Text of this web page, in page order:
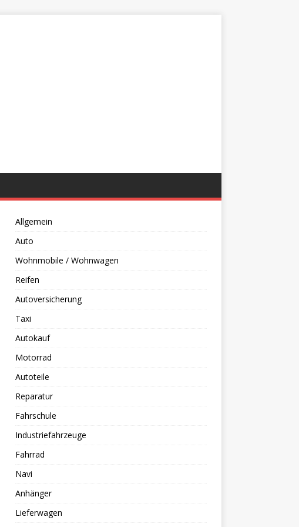
Allgemein
Auto
Wohnmobile / Wohnwagen
Reifen
Autoversicherung
Taxi
Autokauf
Motorrad
Autoteile
Reparatur
Fahrschule
Industriefahrzeuge
Fahrrad
Navi
Anhänger
Lieferwagen